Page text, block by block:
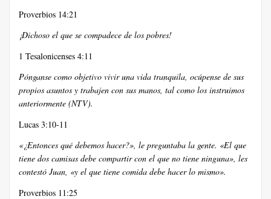
Proverbios 14:21
¡Dichoso el que se compadece de los pobres!
1 Tesalonicenses 4:11
Pónganse como objetivo vivir una vida tranquila, ocúpense de sus
propios asuntos y trabajen con sus manos, tal como los instruimos
anteriormente (NTV).
Lucas 3:10-11
«¿Entonces qué debemos hacer?», le preguntaba la gente. «El que
tiene dos camisas debe compartir con el que no tiene ninguna», les
contestó Juan, «y el que tiene comida debe hacer lo mismo».
Proverbios 11:25